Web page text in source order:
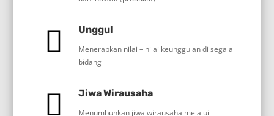
Unggul
Menerapkan nilai – nilai keunggulan di segala
bidang
Jiwa Wirausaha
Menumbuhkan jiwa wirausaha melalui